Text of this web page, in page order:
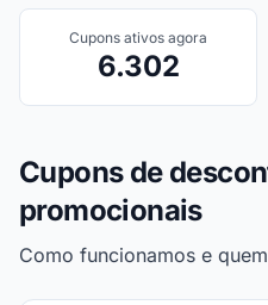
Cupons ativos agora
6.302
Cupons de
promocionais
Como funcionamos e